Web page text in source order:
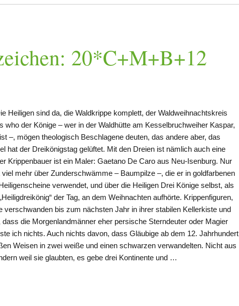
20*C+M+B+12
Heiligen sind da, die Waldkrippe komplett, der Waldweihnachtskreis
who der Könige – wer in der Waldhütte am Kesselbruchweiher Kaspar,
–, mögen theologisch Beschlagene deuten, das andere aber, das
hat der Dreikönigstag gelüftet. Mit den Dreien ist nämlich auch eine
Krippenbauer ist ein Maler: Gaetano De Caro aus Neu-Isenburg. Nur
mehr über Zunderschwämme – Baumpilze –, die er in goldfarbenen
verwendet, und über die Heiligen Drei Könige selbst, als
der Tag, an dem Weihnachten aufhörte. Krippenfiguren,
verschwanden bis zum nächsten Jahr in ihrer stabilen Kellerkiste und
die Morgenlandmänner eher persische Sterndeuter oder Magier
ich nichts. Auch nichts davon, dass Gläubige ab dem 12. Jahrhundert
Weisen in zwei weiße und einen schwarzen verwandelten. Nicht aus
weil sie glaubten, es gebe drei Kontinente und …